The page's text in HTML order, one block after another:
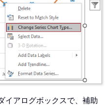
イアログボックスで、補助